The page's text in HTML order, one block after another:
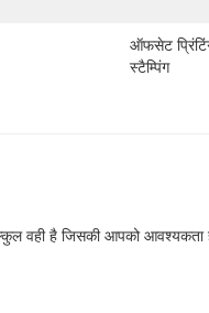
ऑफसेट
स्टैम्पिंग
वही है जिसकी आपको